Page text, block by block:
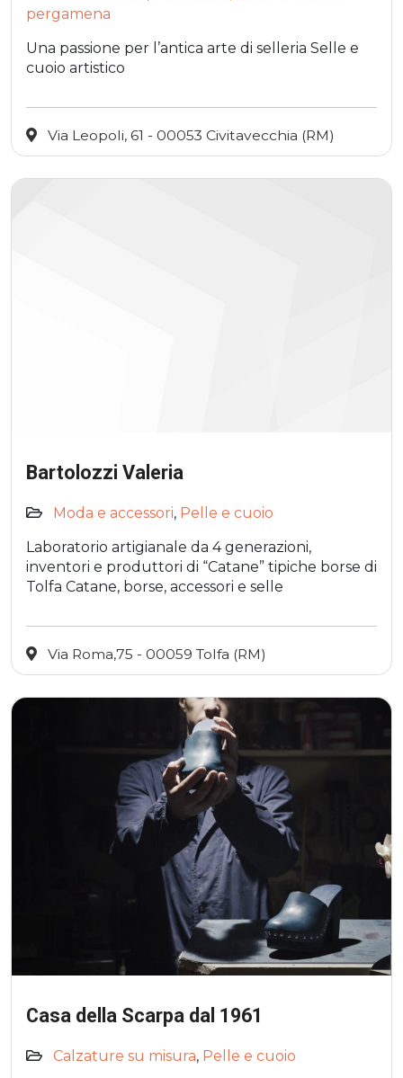
pergamena
Una passione per l’antica arte di selleria Selle e
cuoio artistico
Via Leopoli, 61 - 00053 Civitavecchia (RM)
Bartolozzi Valeria
Moda e accessori, Pelle e cuoio
Laboratorio artigianale da 4 generazioni,
inventori e produttori di “Catane” tipiche borse di
Tolfa Catane, borse, accessori e selle
Via Roma,75 - 00059 Tolfa (RM)
Casa della Scarpa dal 1961
Calzature su misura, Pelle e cuoio